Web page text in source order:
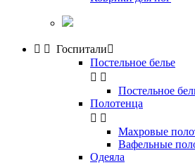
  Госпитали
Постельное белье
 
Постельное
Полотенца
 
Махровые
Вафельные
Одеяла